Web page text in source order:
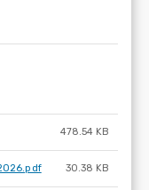
478.54 KB
30.38 KB